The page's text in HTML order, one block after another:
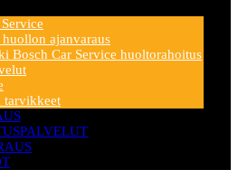
huollon ajanvaraus
Bosch Car Service huoltorahoitus
tarvikkeet